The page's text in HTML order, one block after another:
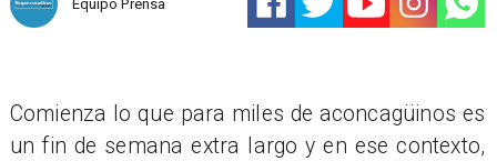
Equipo Prensa
Comienza lo que para miles de aconcagüinos es
un fin de semana extra largo y en ese contexto,